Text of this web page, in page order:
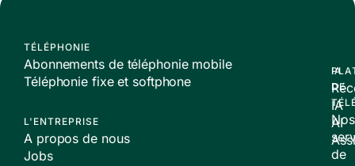
TÉLÉPHONIE
Abonnements de téléphonie mobile
Téléphonie fixe et softphone
L'ENTREPRISE
A propos de nous
Jobs
DE
Nos
de
IA
IA
AI